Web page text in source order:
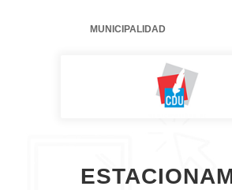
MUNICIPALIDAD